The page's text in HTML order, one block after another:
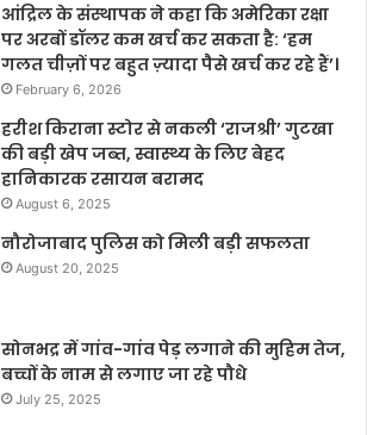
आंद्रिल के संस्थापक ने कहा कि अमेरिका रक्षा
पर अरबों डॉलर कम खर्च कर सकता है: ‘हम
गलत चीज़ों पर बहुत ज़्यादा पैसे खर्च कर रहे हैं’।
February 6, 2026
हरीश किराना स्टोर से नकली ‘राजश्री’ गुटखा
की बड़ी खेप जब्त, स्वास्थ्य के लिए बेहद
हानिकारक रसायन बरामद
August 6, 2025
नौरोजाबाद पुलिस को मिली बड़ी सफलता
August 20, 2025
सोनभद्र में गांव-गांव पेड़ लगाने की मुहिम तेज,
बच्चों के नाम से लगाए जा रहे पौधे
July 25, 2025